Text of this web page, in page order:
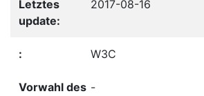
2017-08-16
W3C
-